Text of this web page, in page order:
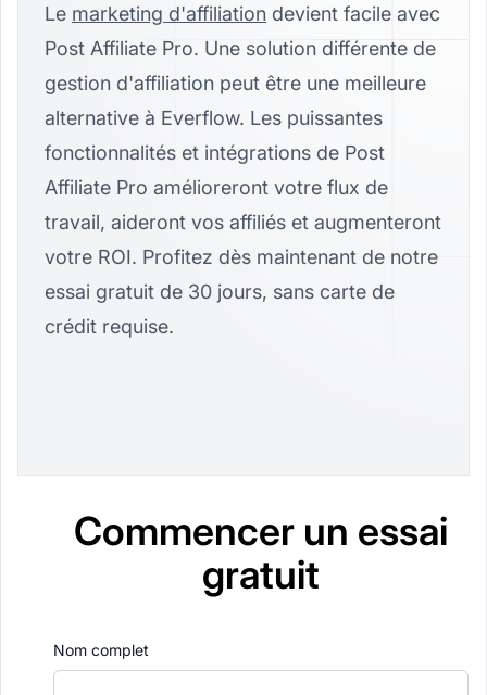
Le marketing d'affiliation devient facile avec
Post Affiliate Pro. Une solution différente de
gestion d'affiliation peut être une meilleure
alternative à Everflow. Les puissantes
fonctionnalités et intégrations de Post
Affiliate Pro amélioreront votre flux de
travail, aideront vos affiliés et augmenteront
votre ROI. Profitez dès maintenant de notre
essai gratuit de 30 jours, sans carte de
crédit requise.
Commencer un essai
gratuit
Nom complet